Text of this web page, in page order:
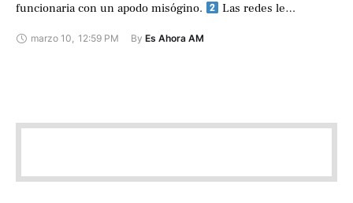
funcionaria con un apodo misógino.
Las redes le
marzo 10, 12:59 PM By Es Ahora AM